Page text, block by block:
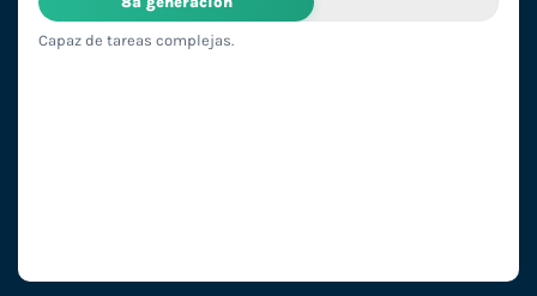
Capaz de tareas complejas.